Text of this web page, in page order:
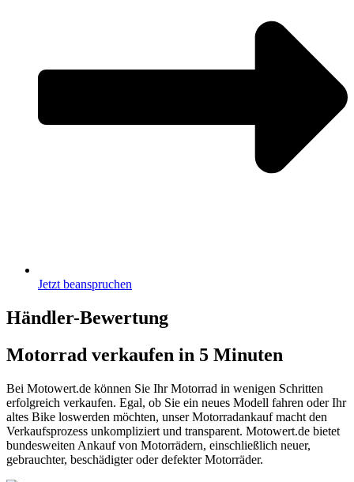
Jetzt beanspruchen
Händler-Bewertung
Motorrad verkaufen in 5 Minuten
Bei Motowert.de können Sie Ihr Motorrad in wenigen Schritten
erfolgreich verkaufen. Egal, ob Sie ein neues Modell fahren oder Ihr
altes Bike loswerden möchten, unser Motorradankauf macht den
Verkaufsprozess unkompliziert und transparent. Motowert.de bietet
bundesweiten Ankauf von Motorrädern, einschließlich neuer,
gebrauchter, beschädigter oder defekter Motorräder.